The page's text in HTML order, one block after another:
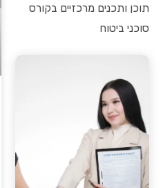
תוכן ותכנים מרכזיים בקורס
סוכני ביטוח